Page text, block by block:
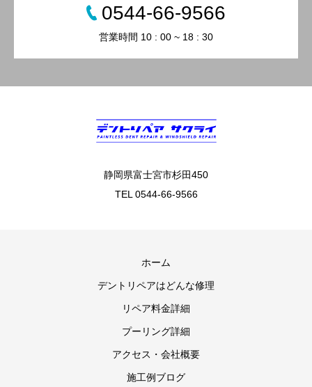
0544-66-9566
営業時間 10 : 00 ~ 18 : 30
静岡県富士宮市杉田450
TEL 0544-66-9566
ホーム
デントリペアはどんな修理
リペア料金詳細
プーリング詳細
アクセス・会社概要
施工例ブログ